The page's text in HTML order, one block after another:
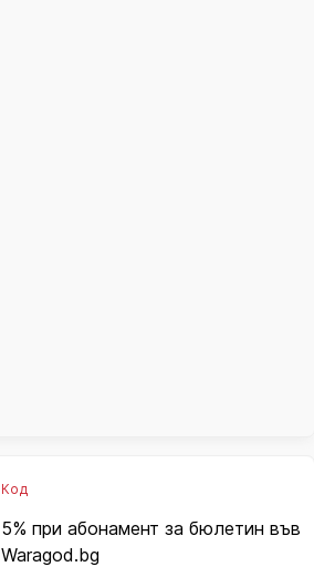
Код
5% при абонамент за бюлетин във
Waragod.bg